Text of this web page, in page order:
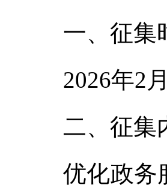
一、征集
2026年2
二、征集
优化政务